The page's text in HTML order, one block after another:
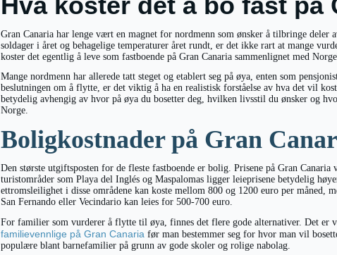
Gran Canaria har lenge vært en magnet for nordmenn som ønsker å tilbringe deler
soldager i året og behagelige temperaturer året rundt, er det ikke rart at mange
koster det egentlig å leve som fastboende på Gran Canaria sammenlignet med
Mange nordmenn har allerede tatt steget og etablert seg på øya, enten som
beslutningen om å flytte, er det viktig å ha en realistisk forståelse av hva det vil
betydelig avhengig av hvor på øya du bosetter deg, hvilken livsstil du ønsker og
Norge.
Boligkostnader på Gran
Den største utgiftsposten for de fleste fastboende er bolig. Prisene på Gran
turistområder som Playa del Inglés og Maspalomas ligger leieprisene betydelig
ettromsleilighet i disse områdene kan koste mellom 800 og 1200 euro per måned,
San Fernando eller Vecindario kan leies for 500-700 euro.
For familier som vurderer å flytte til øya, finnes det flere gode alternativer. Det er
familievennlige på Gran Canaria før man bestemmer seg for hvor man vil
populære blant barnefamilier på grunn av gode skoler og rolige nabolag.